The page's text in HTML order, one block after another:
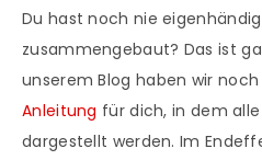
Du hast noch nie
zusammengebaut? Das ist
unserem Blog haben wir noch
Anleitung für dich, in dem
dargestellt werden. Im